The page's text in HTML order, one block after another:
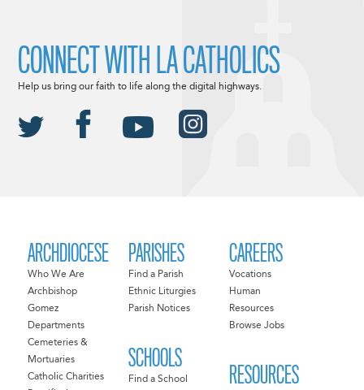
ARCHDIOCESE
Who We Are
Archbishop
Gomez
Departments
Cemeteries &
Mortuaries
Catholic Charities
PARISHES
Find a Parish
Ethnic Liturgies
Parish Notices
SCHOOLS
Find a School
CAREERS
Vocations
Human
Resources
Browse Jobs
RESOURCES
CONNECT WITH LA CATHOLICS
Help us bring our faith to life along the digital highways.